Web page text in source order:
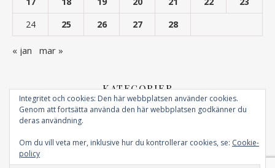
24
25 26 27 28
« jan mar »
KATEGORIER
Kategorier
Integritet och cookies: Den här webbplatsen använder cookies.
Genom att fortsätta använda den här webbplatsen godkänner du
deras användning.
Om du vill veta mer, inklusive hur du kontrollerar cookies, se: Cookie-
policy